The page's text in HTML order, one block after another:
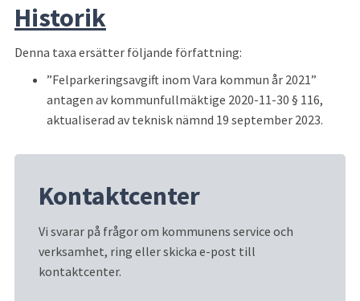
Historik
Denna taxa ersätter följande författning:
”Felparkeringsavgift inom Vara kommun år 2021”
antagen av kommunfullmäktige 2020-11-30 § 116,
aktualiserad av teknisk nämnd 19 september 2023.
Kontaktcenter
Vi svarar på frågor om kommunens service och
verksamhet, ring eller skicka e-post till
kontaktcenter.